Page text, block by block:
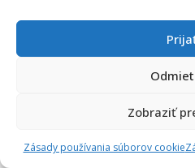
Zobraziť
Zásady používania súborov cookie